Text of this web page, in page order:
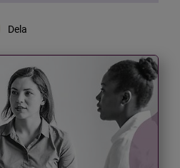
Dela